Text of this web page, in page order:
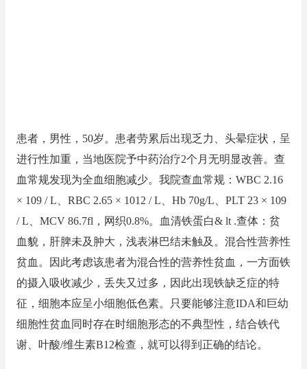
患者，男性，50岁。患者劳累后出现乏力、头晕症状，呈
进行性加重，当地医院予中药治疗2个月无明显改善。查
血常规发现为全血细胞减少。我院查血常规：WBC 2.16
× 109 / L、RBC 2.65 × 1012 / L、Hb 70g/L、PLT 23 × 109
/ L、MCV 86.7fl，网织0.8%。血清铁蛋白& lt .查体：贫
血貌，肝脾未及肿大，浅表淋巴结未触及。混合性营养性
贫血。因此考虑该患者为混合性的营养性贫血，一方面铁
的摄入吸收减少，丢失又过多，因此出现铁缺乏症的特
征，细胞本应呈小细胞低色素。只要能够注意IDA和巨幼
细胞性贫血同时存在时细胞形态的不典型性，结合铁代
谢、叶酸/维生素B12检查，就可以得到正确的结论。